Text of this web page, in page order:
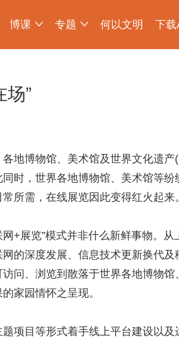
博课 专题 何以文明 下载
场”
博物馆、美术馆及世界文化遗产(
时，世界各地博物馆、美术馆等
所需，在线展览因此变得红火起来。
展览”模式并非什么新鲜事物。从
的深度发展、信息技术更新换代
问、浏览到散落于世界各地博物馆
家园情怀之呈现。
目等形式着手线上平台建设以及